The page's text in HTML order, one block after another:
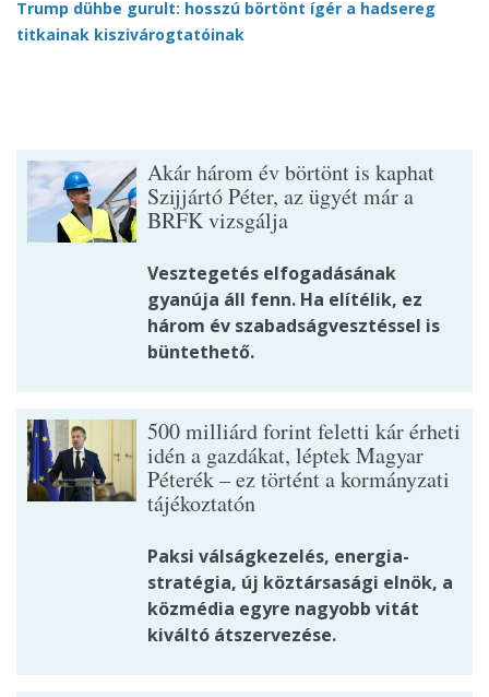
Trump dühbe gurult: hosszú börtönt ígér a hadsereg
titkainak kiszivárogtatóinak
Akár három év börtönt is kaphat
Szijjártó Péter, az ügyét már a
BRFK vizsgálja
Vesztegetés elfogadásának
gyanúja áll fenn. Ha elítélik, ez
három év szabadságvesztéssel is
büntethető.
500 milliárd forint feletti kár érheti
idén a gazdákat, léptek Magyar
Péterék – ez történt a kormányzati
tájékoztatón
Paksi válságkezelés, energia-
stratégia, új köztársasági elnök, a
közmédia egyre nagyobb vitát
kiváltó átszervezése.